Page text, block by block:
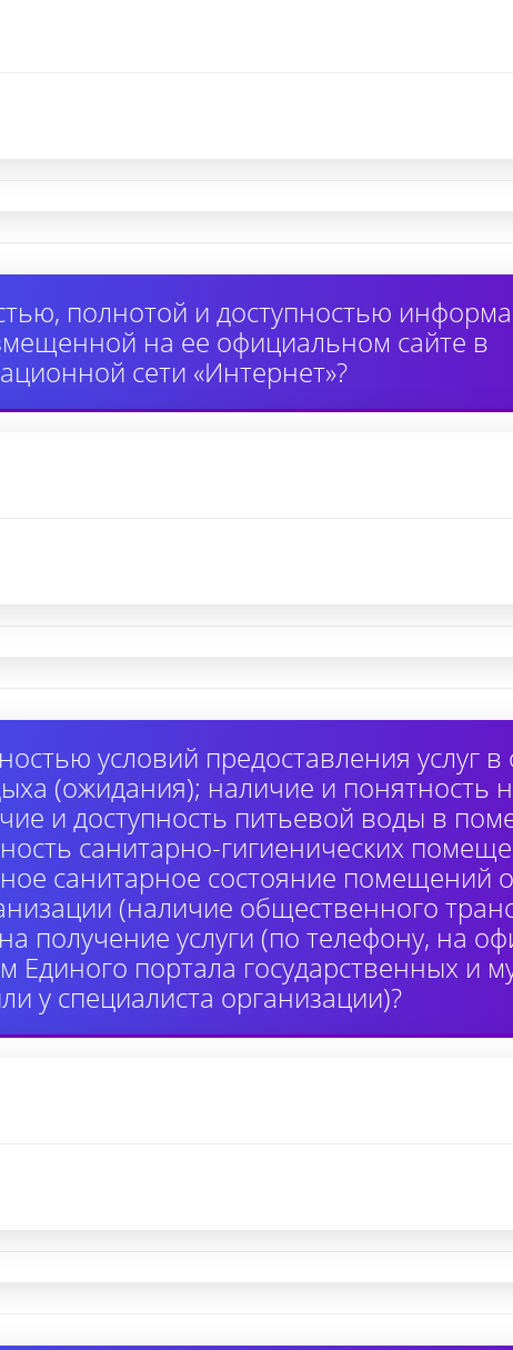
полнотой и доступностью
на ее официальном сайте в
сети «Интернет»?
условий предоставления услуг в
(ожидания); наличие и понятность
и доступность питьевой воды в
санитарно-гигиенических
санитарное состояние помещений
(наличие общественного
получение услуги (по телефону, на
Единого портала государственных и
у специалиста организации)?